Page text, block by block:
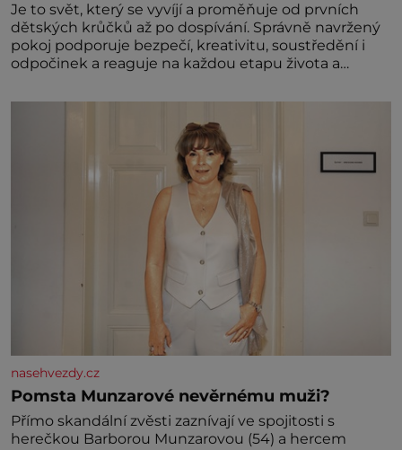
Je to svět, který se vyvíjí a proměňuje od prvních
dětských krůčků až po dospívání. Správně navržený
pokoj podporuje bezpečí, kreativitu, soustředění i
odpočinek a reaguje na každou etapu života a
jednoduchost, měkkost a bezpečí, proto by pokoj
nasehvezdy.cz
Pomsta Munzarové nevěrnému muži?
Přímo skandální zvěsti zaznívají ve spojitosti s
herečkou Barborou Munzarovou (54) a hercem